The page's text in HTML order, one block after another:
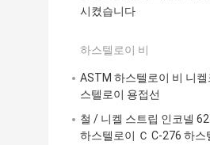
시켰습니다
하스텔로이 비
ASTM 하스텔로이 비 니
스텔로이 용접선
철 / 니켈 스트립 인코넬
하스텔로이 Ｃ C-276 하